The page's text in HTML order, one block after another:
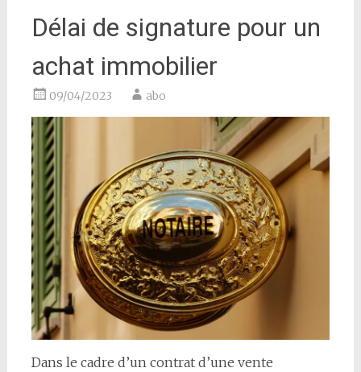
Délai de signature pour un
achat immobilier
09/04/2023 abo
Dans le cadre d’un contrat d’une vente